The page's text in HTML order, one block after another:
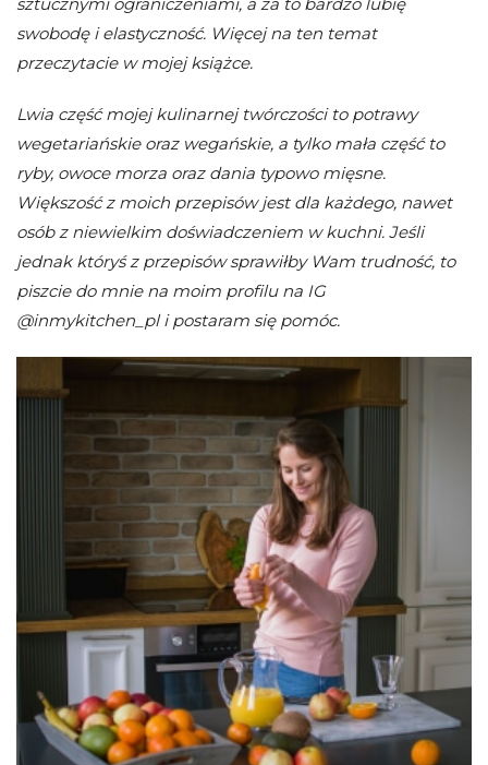
swobodę i elastyczność. Więcej na ten temat
przeczytacie w mojej książce.
Lwia część mojej kulinarnej twórczości to potrawy
wegetariańskie oraz wegańskie, a tylko mała część to
ryby, owoce morza oraz dania typowo mięsne.
Większość z moich przepisów jest dla każdego, nawet
osób z niewielkim doświadczeniem w kuchni. Jeśli
jednak któryś z przepisów sprawiłby Wam trudność, to
piszcie do mnie na moim profilu na IG
@inmykitchen_pl i postaram się pomóc.